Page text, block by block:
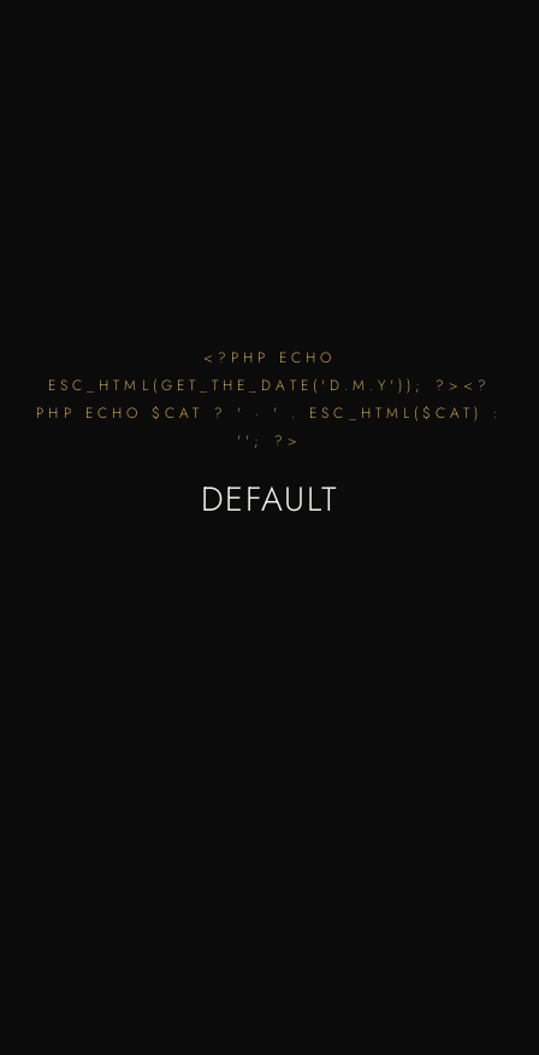
<?PHP ECHO
ESC_HTML(GET_THE_DATE('D.M.Y')); ?><?
PHP ECHO $CAT ? ' · ' . ESC_HTML($CAT) :
''; ?>
DEFAULT